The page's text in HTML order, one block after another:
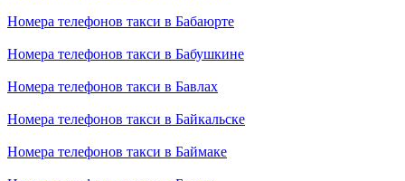
Номера телефонов такси в Бабаюрте
Номера телефонов такси в Бабушкине
Номера телефонов такси в Бавлах
Номера телефонов такси в Байкальске
Номера телефонов такси в Баймаке